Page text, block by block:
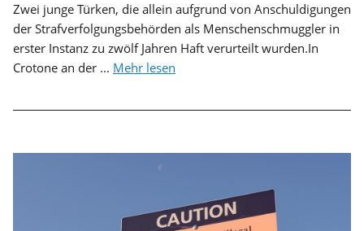
Zwei junge Türken, die allein aufgrund von Anschuldigungen
der Strafverfolgungsbehörden als Menschenschmuggler in
erster Instanz zu zwölf Jahren Haft verurteilt wurden.In
Crotone an der ... Mehr lesen